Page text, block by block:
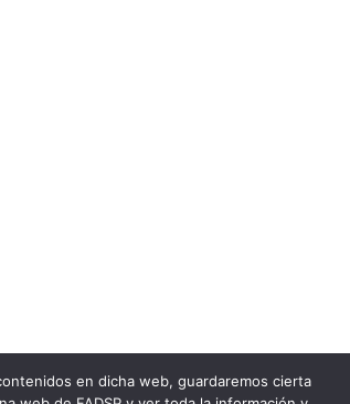
en dicha web, guardaremos cierta